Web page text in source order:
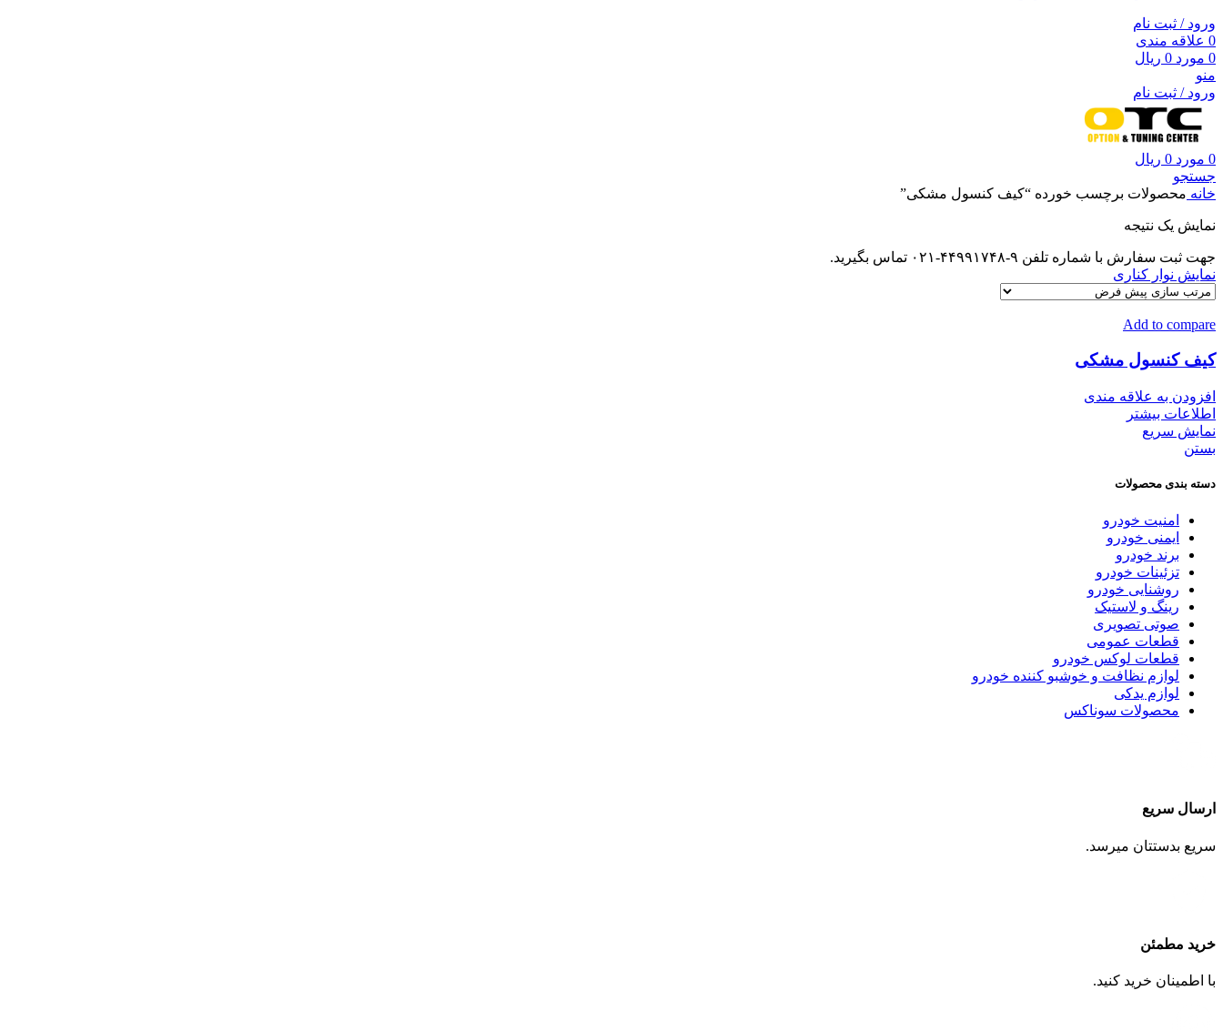
ورود / ثبت نام
0 علاقه مندی
0 مورد 0 ریال
منو
ورود / ثبت نام
0 مورد 0 ریال
جستجو
خانه محصولات برچسب خورده “کیف کنسول مشکی”
نمایش یک نتیجه
جهت ثبت سفارش با شماره تلفن ۹-۴۴۹۹۱۷۴۸-۰۲۱ تماس بگیرید.
نمایش نوار کناری
Add to compare
کیف کنسول مشکی
افزودن به علاقه مندی
اطلاعات بیشتر
نمایش سریع
بستن
دسته بندی محصولات
امنیت خودرو
ایمنی خودرو
برند خودرو
تزئینات خودرو
روشنایی خودرو
رینگ و لاستیک
صوتی تصویری
قطعات عمومی
قطعات لوکس خودرو
لوازم نظافت و خوشبو کننده خودرو
لوازم یدکی
محصولات سوناکس
ارسال سریع
سریع بدستتان میرسد.
خرید مطمئن
با اطمینان خرید کنید.